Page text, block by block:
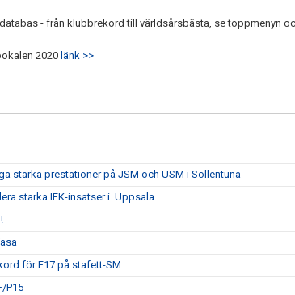
- från klubbrekord till världsårsbästa, se toppmenyn
2020 länk >>
starka prestationer på JSM och USM i Sollentuna
starka IFK-insatser i Uppsala
för F17 på stafett-SM
P15